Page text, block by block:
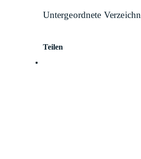
Untergeordnete
Teilen